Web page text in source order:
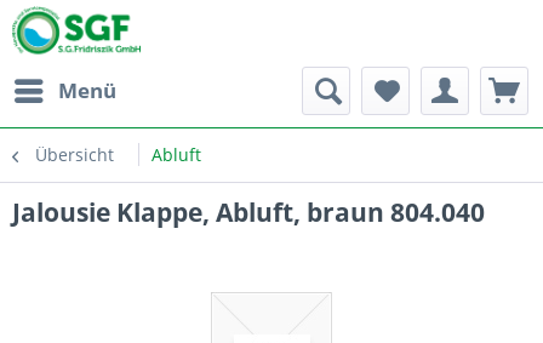
Menü
Übersicht Abluft
Jalousie Klappe, Abluft, braun 804.040